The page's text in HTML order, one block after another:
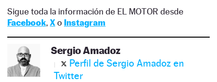
Sigue toda la información de EL MOTOR desde
Facebook, Xo Instagram
Sergio Amadoz
Perfil de Sergio Amadoz en
Twitter